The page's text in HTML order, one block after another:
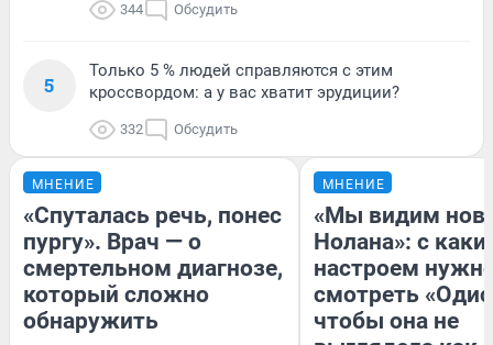
344 Обсудить
5
Только 5 % людей справляются с этим
кроссвордом: а у вас хватит эрудиции?
332 Обсудить
МНЕНИЕ
«Спуталась речь, понес
пургу». Врач — о
смертельном диагнозе,
который сложно
обнаружить
МНЕНИЕ
«Мы видим
Нолана»: с
настроем
смотреть
чтобы она не